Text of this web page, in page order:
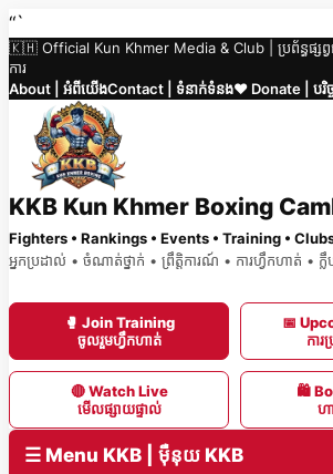
Skip
to
content
“`
🇰🇭 Official Kun Khmer Media & Club | ប្រព័ន្ធផ្សព្វផ្ស
ការ
About | អំពីយើងContact | ទំនាក់ទំនង❤️ Donate | បរិច្
KKB Kun Khmer Boxing
Fighters • Rankings • Events • Training •
អ្នកប្រដាល់ • ចំណាត់ថ្នាក់ • ព្រឹត្តិការណ៍ • ការហ្វឹកហាត់ •
🥊 Join Training
ចូលរួមហ្វឹកហាត់
📅
ការ
🔴 Watch Live
មើលផ្សាយផ្ទាល់
🛍
ហ
☰ Menu KKB | ម៉ឺនុយ KKB